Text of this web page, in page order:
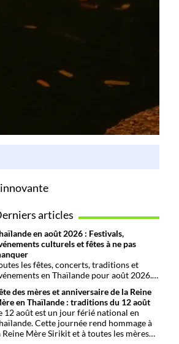
articles
en août 2026 : Festivals,
culturels et fêtes à ne pas
les fêtes, concerts, traditions et
en Thaïlande pour août 2026.
organiser son voyage.
des mères et anniversaire de la Reine
en Thaïlande : traditions du 12 août
12 août est un jour férié national en
Cette journée rend hommage à
Reine Mère Sirikit et à toutes les mères